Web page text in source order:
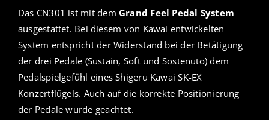
Das CN301 ist mit dem Grand Feel Pedal System
ausgestattet. Bei diesem von Kawai entwickelten
System entspricht der Widerstand bei der Betätigung
der drei Pedale (Sustain, Soft und Sostenuto) dem
Pedalspielgefühl eines Shigeru Kawai SK-EX
Konzertflügels. Auch auf die korrekte Positionierung
der Pedale wurde geachtet.